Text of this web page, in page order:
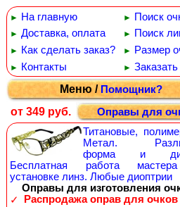
► На главную ► Поиск
► Доставка, оплата ► Поиск
► Как сделать заказ? ► Размер
► Контакты ►
Меню /Помощник?
от 349 руб.
Оправы для
Титановые,
Метал.
форма и
Бесплатная работа
установке линз. Любые диоптрии
Оправы для изготовления
✓
Распродажа оправ для очков